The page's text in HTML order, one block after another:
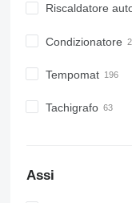
Riscaldatore
Condizionatore
Tempomat
Tachigrafo
Assi